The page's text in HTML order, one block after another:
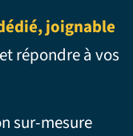
joignable
répondre à vos
sur-mesure